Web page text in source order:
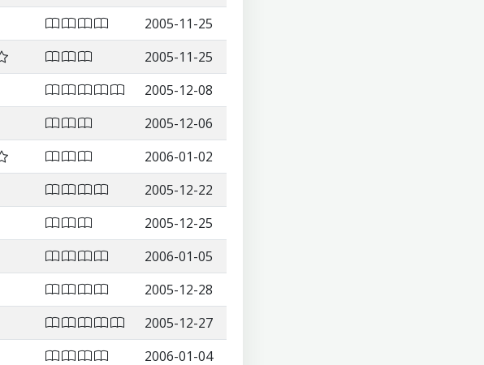
2005-11-25
2005-11-25
2005-12-08
2005-12-06
2006-01-02
2005-12-22
2005-12-25
2006-01-05
2005-12-28
2005-12-27
2006-01-04